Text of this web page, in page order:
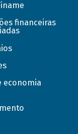
financeiras
economia